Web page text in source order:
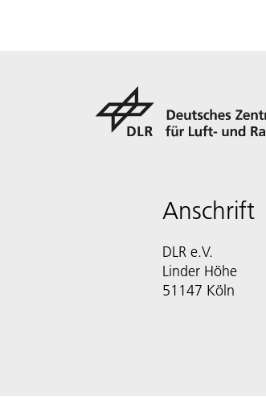
Anschrift
DLR e.V.
Linder Höhe
51147 Köln